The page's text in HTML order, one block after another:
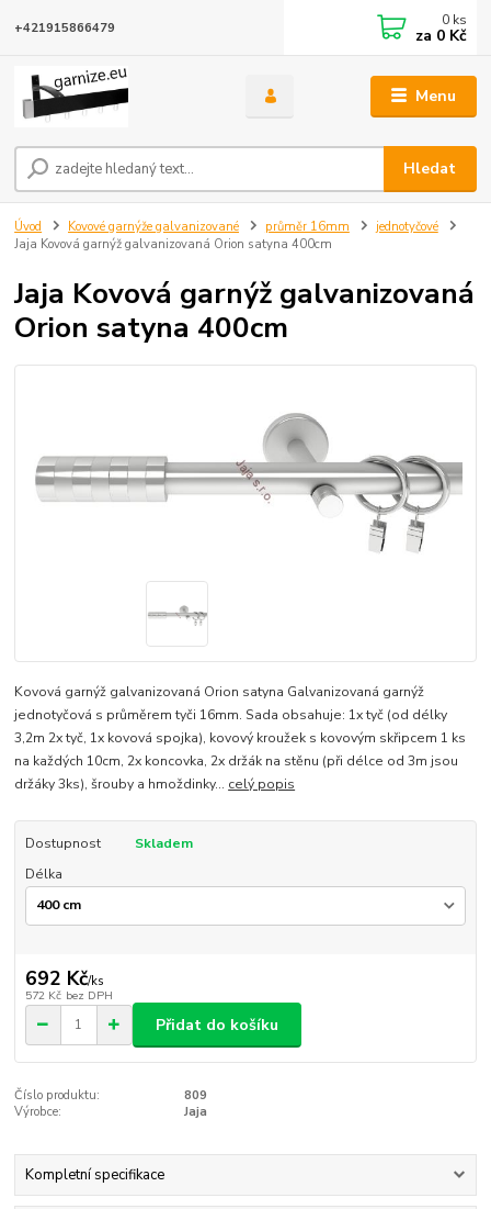
Menu
Hledat
+421915866479 0 ks
za 0 Kč
Úvod Kovové garnýže galvanizované průměr 16mm
jednotyčové
Jaja Kovová garnýž galvanizovaná Orion satyna 400cm
Jaja Kovová garnýž galvanizovaná
Orion satyna 400cm
Kovová garnýž galvanizovaná Orion satyna Galvanizovaná garnýž
jednotyčová s průměrem tyči 16mm. Sada obsahuje: 1x tyč (od délky
3,2m 2x tyč, 1x kovová spojka), kovový kroužek s kovovým skřipcem 1 ks
na každých 10cm, 2x koncovka, 2x držák na stěnu (při délce od 3m jsou
držáky 3ks), šrouby a hmoždinky... celý popis
Dostupnost
Skladem
Délka
692 Kč/ks
572 Kč bez DPH
Přidat do košíku
Číslo produktu:
809
Výrobce:
Jaja
Kompletní specifikace